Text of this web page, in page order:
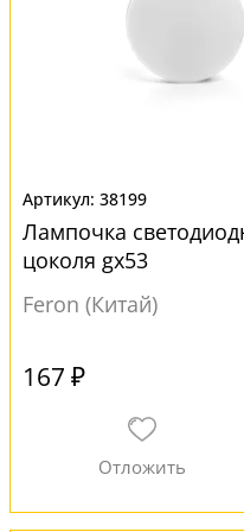
38199
Лампочка
цоколя gx53
Feron (Китай)
167 ₽